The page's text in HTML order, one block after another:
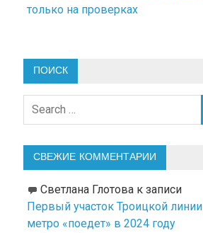
только на проверках
ПОИСК
СВЕЖИЕ КОММЕНТАРИИ
Светлана Глотовак записи
Первый участок Троицкой линии
метро «поедет» в 2024 году